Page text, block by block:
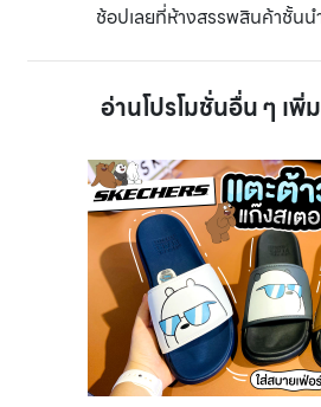
ช้อปเลยที่ห้างสรรพสินค้าชั้น
อ่านโปรโมชั่นอื่น ๆ เพิ่